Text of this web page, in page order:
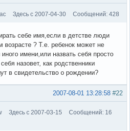
Здесь с 2007-04-30 Сообщений: 428
себе имя,если в детстве люди
возрасте ? Т.е. ребенок может не
имени,или назвать себя просто
назовет, как родственники
в свидетельство о рождении?
#22
2007-08-01 13:28:58
Здесь с 2007-03-15
Сообщений: 16